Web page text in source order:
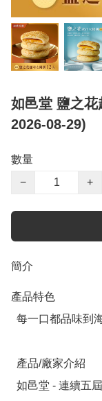
如邑堂 鹽之花
2026-08-29)
數量
−
+
簡介
產品特色